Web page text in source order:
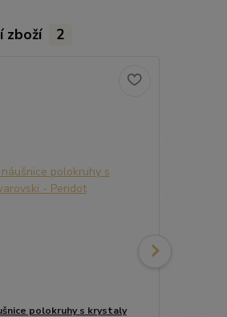
zboží 2
polokruhy s krystaly